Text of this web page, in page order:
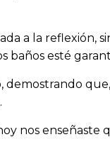
a la reflexión,
esté
demostrando
nos